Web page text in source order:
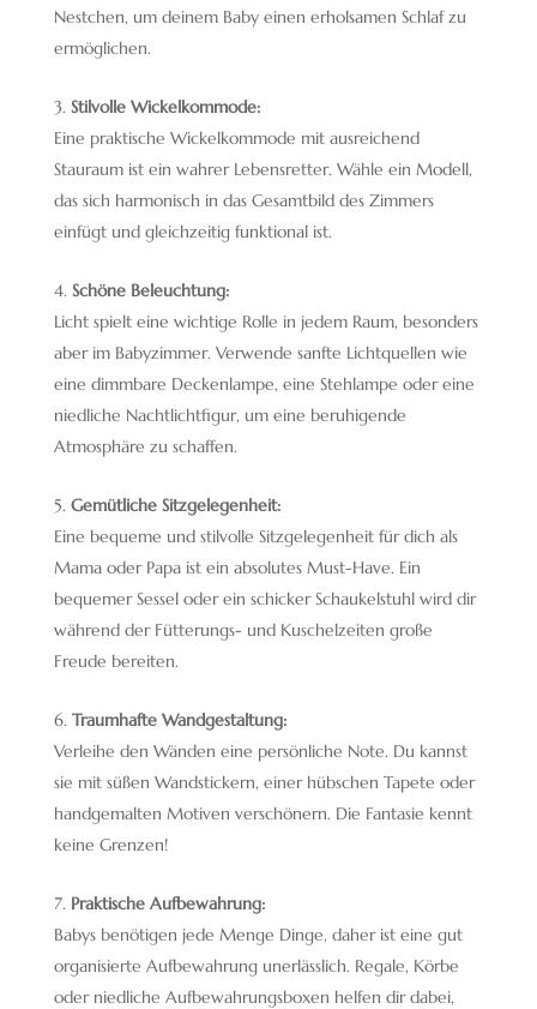
Nestchen, um deinem Baby einen erholsamen Schlaf zu
ermöglichen.
Stilvolle Wickelkommode:
Eine praktische Wickelkommode mit ausreichend
Stauraum ist ein wahrer Lebensretter. Wähle ein Modell,
das sich harmonisch in das Gesamtbild des Zimmers
einfügt und gleichzeitig funktional ist.
Schöne Beleuchtung:
Licht spielt eine wichtige Rolle in jedem Raum, besonders
aber im Babyzimmer. Verwende sanfte Lichtquellen wie
eine dimmbare Deckenlampe, eine Stehlampe oder eine
niedliche Nachtlichtfigur, um eine beruhigende
Atmosphäre zu schaffen.
Gemütliche Sitzgelegenheit:
Eine bequeme und stilvolle Sitzgelegenheit für dich als
Mama oder Papa ist ein absolutes Must-Have. Ein
bequemer Sessel oder ein schicker Schaukelstuhl wird dir
während der Fütterungs- und Kuschelzeiten große
Freude bereiten.
Traumhafte Wandgestaltung:
Verleihe den Wänden eine persönliche Note. Du kannst
sie mit süßen Wandstickern, einer hübschen Tapete oder
handgemalten Motiven verschönern. Die Fantasie kennt
keine Grenzen!
Praktische Aufbewahrung:
Babys benötigen jede Menge Dinge, daher ist eine gut
organisierte Aufbewahrung unerlässlich. Regale, Körbe
oder niedliche Aufbewahrungsboxen helfen dir dabei,